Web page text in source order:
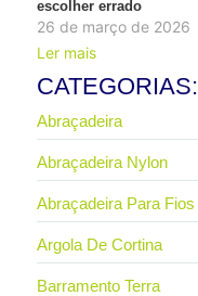
escolher errado
26 de março de 2026
Ler mais
CATEGORIAS:
Abraçadeira
Abraçadeira Nylon
Abraçadeira Para Fios
Argola De Cortina
Barramento Terra